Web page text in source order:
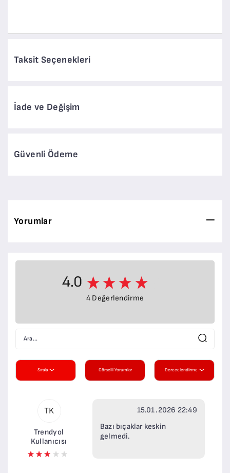
Taksit Seçenekleri
İade ve Değişim
Güvenli Ödeme
Yorumlar
4.0
4 Değerlendirme
Sırala Görselli Yorumlar Derecelendirme
TK
Trendyol
Kullanıcısı
15.01.2026 22:49
Bazı bıçaklar keskin
gelmedi.